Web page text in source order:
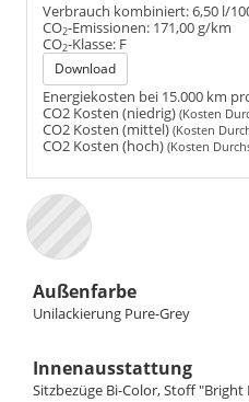
Verbrauch kombiniert:6,50 l/
CO2-Emissionen: 171,00 g/km
CO2-Klasse: F
Download
Energiekosten bei 15.000 km
CO2 Kosten (niedrig) (Kosten
CO2 Kosten (mittel) (Kosten
CO2 Kosten (hoch) (Kosten
Außenfarbe
Unilackierung Pure-Grey
Innenausstattung
Sitzbezüge Bi-Color, Stoff